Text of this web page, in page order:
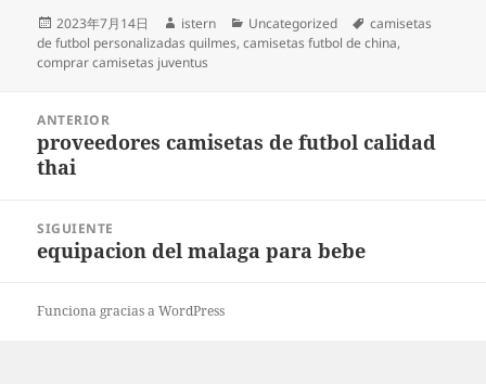
Publicado
el
2023年7月14日 Autor
istern Categorías
Uncategorized Etiquetas
camisetas
de futbol personalizadas quilmes,camisetas futbol de china,
comprar camisetas juventus
entradas
ANTERIOR
Entrada
anterior:
proveedores camisetas de futbol calidad
thai
SIGUIENTE
Entrada
equipacion del malaga para bebe
Funciona gracias a WordPress